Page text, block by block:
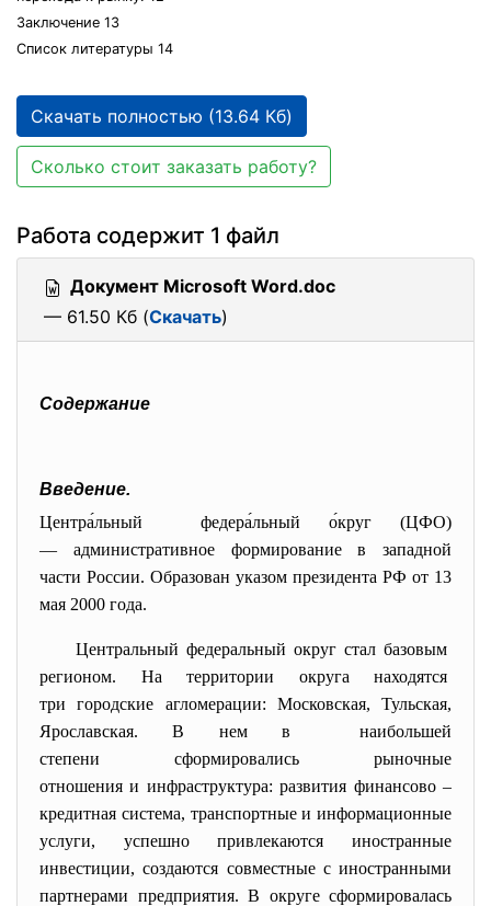
Заключение 13
Список литературы 14
Скачать полностью (13.64 Кб)
Сколько стоит заказать работу?
Работа содержит 1 файл
Документ Microsoft Word.doc
— 61.50 Кб (Скачать)
Содержание
Введение.
Центра́льный федера́льный о́круг (ЦФО)
— административное формирование в западной
части России. Образован указом президента РФ от 13
мая 2000 года.
Центральный федеральный округ стал базовым
регионом. На территории округа находятся
три городские агломерации: Московская, Тульская,
Ярославская. В нем в наибольшей
степени сформировались рыночные
отношения и инфраструктура: развития финансово –
кредитная система, транспортные и информационные
услуги, успешно привлекаются иностранные
инвестиции, создаются совместные с иностранными
партнерами предприятия. В округе сформировалась